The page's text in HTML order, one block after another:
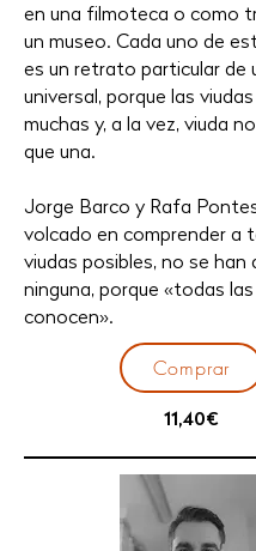
en una filmoteca o como
un museo. Cada uno de
es un retrato particular de
universal, porque las
muchas y, a la vez, viuda
que una.
Jorge Barco y Rafa
volcado en comprender a
viudas posibles, no se han
ninguna, porque «todas
conocen».
Comprar
11,40€